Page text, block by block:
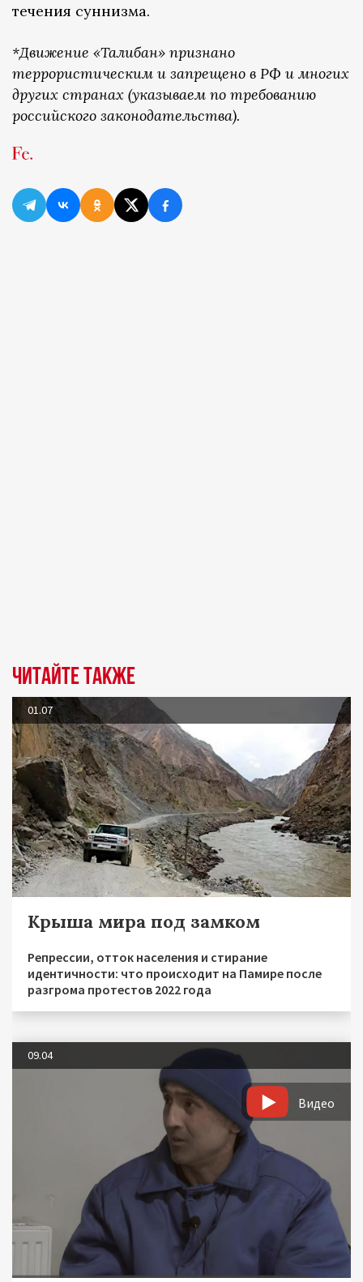
течения суннизма.
*Движение «Талибан» признано
террористическим и запрещено в РФ и многих
других странах (указываем по требованию
российского законодательства).
Читайте также
01.07
Крыша мира под замком
Репрессии, отток населения и стирание
идентичности: что происходит на Памире после
разгрома протестов 2022 года
09.04
Видео